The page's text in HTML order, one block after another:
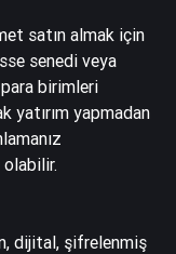
satın almak için
senedi veya
birimleri
yatırım yapmadan
olabilir.
dijital, şifrelenmiş